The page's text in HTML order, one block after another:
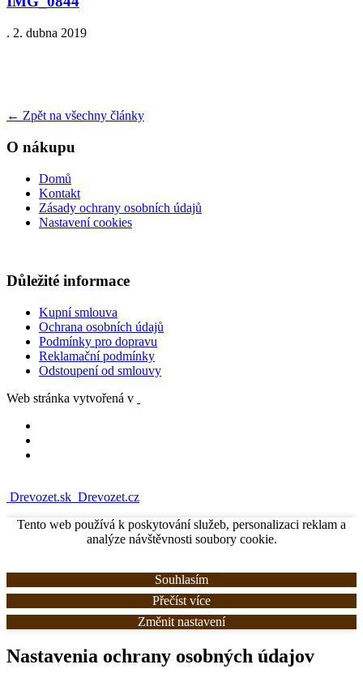
. 2. dubna 2019
← Zpět na všechny články
O nákupu
Domů
Kontakt
Zásady ochrany osobních údajů
Nastavení cookies
Důležité informace
Kupní smlouva
Ochrana osobních údajů
Podmínky pro dopravu
Reklamační podmínky
Odstoupení od smlouvy
Web stránka vytvořená v
Drevozet.sk Drevozet.cz
Tento web používá k poskytování služeb, personalizaci reklam a
analýze návštěvnosti soubory cookie.
Souhlasím
Přečíst více
Změnit nastavení
Nastavenia ochrany osobných údajov